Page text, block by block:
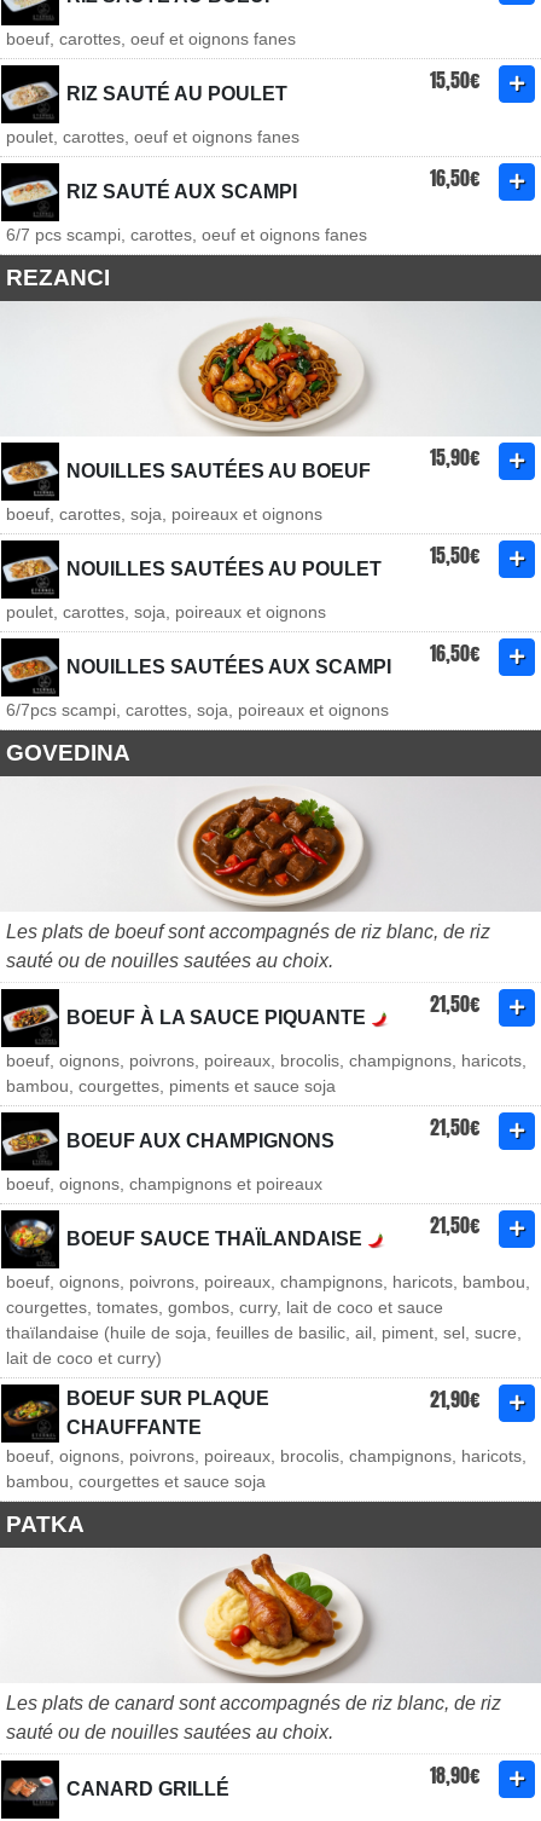
boeuf, carottes, oeuf et oignons fanes
RIZ SAUTÉ AU POULET 15,50€
poulet, carottes, oeuf et oignons fanes
RIZ SAUTÉ AUX SCAMPI 16,50€
6/7 pcs scampi, carottes, oeuf et oignons fanes
REZANCI
NOUILLES SAUTÉES AU BOEUF 15,90€
boeuf, carottes, soja, poireaux et oignons
NOUILLES SAUTÉES AU POULET 15,50€
poulet, carottes, soja, poireaux et oignons
NOUILLES SAUTÉES AUX SCAMPI 16,50€
6/7pcs scampi, carottes, soja, poireaux et oignons
GOVEDINA
Les plats de boeuf sont accompagnés de riz blanc, de riz
sauté ou de nouilles sautées au choix.
BOEUF À LA SAUCE PIQUANTE 21,50€
boeuf, oignons, poivrons, poireaux, brocolis, champignons, haricots,
bambou, courgettes, piments et sauce soja
BOEUF AUX CHAMPIGNONS 21,50€
boeuf, oignons, champignons et poireaux
BOEUF SAUCE THAÏLANDAISE 21,50€
boeuf, oignons, poivrons, poireaux, champignons, haricots, bambou,
courgettes, tomates, gombos, curry, lait de coco et sauce
thaïlandaise (huile de soja, feuilles de basilic, ail, piment, sel, sucre,
lait de coco et curry)
BOEUF SUR PLAQUE
CHAUFFANTE
21,90€
boeuf, oignons, poivrons, poireaux, brocolis, champignons, haricots,
bambou, courgettes et sauce soja
PATKA
Les plats de canard sont accompagnés de riz blanc, de riz
sauté ou de nouilles sautées au choix.
CANARD GRILLÉ 18,90€